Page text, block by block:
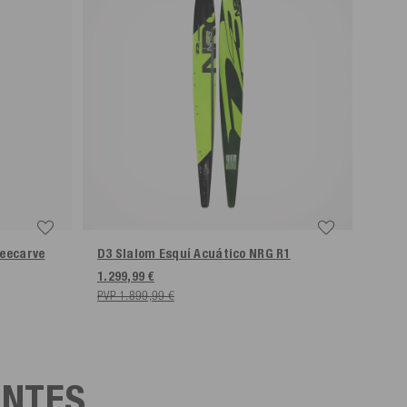
D3 Slalom Esquí Acuático NRG R1
1.299,99 €
PVP 1.899,99 €